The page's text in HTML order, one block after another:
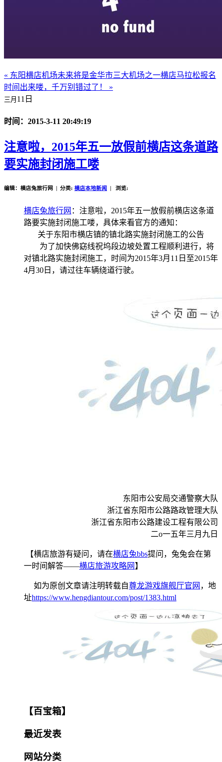
« 东阳横店机场未来将是金华市三大机场之一横店马拉松报名
时间出来喽，千万别错过了！ »
三月 11日
时间：2015-3-11 20:49:19
注意啦，2015年五一放假前横店这条道路
要实施封闭施工喽
编辑：横店兔旅行网 | 分类: 横店本地新闻 | 浏览:
横店兔旅行网 ：注意啦，2015年五一放假前横店这条道
路要实施封闭施工喽，具体来看官方的通知：
关于东阳市横店镇的镇北路实施封闭施工的公告
为了加快佛窈线祝坞段边坡处置工程顺利进行，将
对镇北路实施封闭施工，时间为2015年3月 11 日 至2015年
4月 30 日 ，请过往车辆绕道行驶。
东阳市公安局交通警察大队
浙江省东阳市公路路政管理大队
浙江省东阳市公路建设工程有限公司
二o一五年三月九日
【横店旅游有疑问，请在横店兔bbs提问，兔兔会在第
一时间解答——横店旅游攻略网 】
如为原创文章请注明转载自尊龙游戏旗舰厅官网 ，地
址https://www.hengdiantour.com/post/1383.html
【百宝箱】
最近发表
网站分类